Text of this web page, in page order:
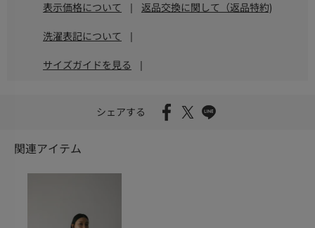
表示価格について | 返品交換に関して（返品特約)
洗濯表記について |
サイズガイドを見る |
シェアする
関連アイテム